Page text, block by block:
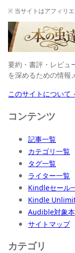
※ 当サイトはアフィリエ
要約・書評・レビュ
を深めるための情報
このサイトについて
コンテンツ
記事一覧
カテゴリ一覧
タグ一覧
ライター一覧
Kindleセール
Kindle
Audible対象本
サイトマップ
カテゴリ